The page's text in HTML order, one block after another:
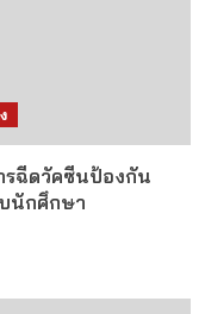
รฉีดวัคซีนป้องกัน
บนักศึกษา